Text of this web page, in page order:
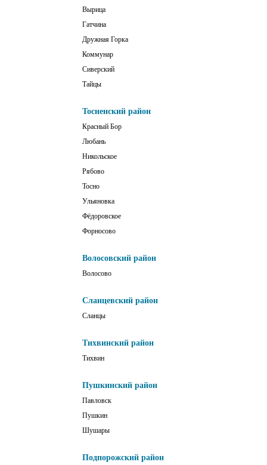
Вырица
Гатчина
Дружная Горка
Коммунар
Сиверский
Тайцы
Тосненский район
Красный Бор
Любань
Никольское
Рябово
Тосно
Ульяновка
Фёдоровское
Форносово
Волосовский район
Волосово
Сланцевский район
Сланцы
Тихвинский район
Тихвин
Пушкинский район
Павловск
Пушкин
Шушары
Подпорожский район